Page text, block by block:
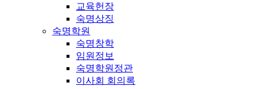
교육헌장
숙명상징
숙명학원
숙명창학
임원정보
숙명학원정관
이사회 회의록